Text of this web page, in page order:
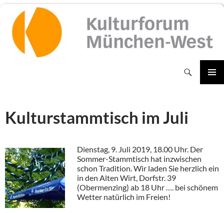
Inhalt
springen
Kulturstammtisch im Juli
Dienstag, 9. Juli 2019, 18.00 Uhr. Der
Sommer-Stammtisch hat inzwischen
schon Tradition. Wir laden Sie herzlich ein
in den Alten Wirt, Dorfstr. 39
(Obermenzing) ab 18 Uhr …. bei schönem
Wetter natürlich im Freien!